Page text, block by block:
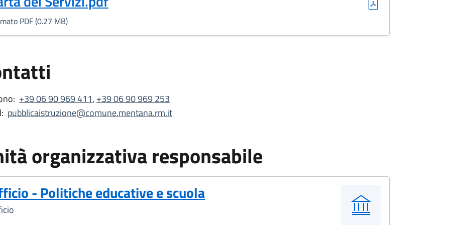
PDF (0.27 MB)
+39 06 90 969 411, +39 06 90 969 253
pubblicaistruzione@comune.mentana.rm.it
organizzativa responsabile
- Politiche educative e scuola